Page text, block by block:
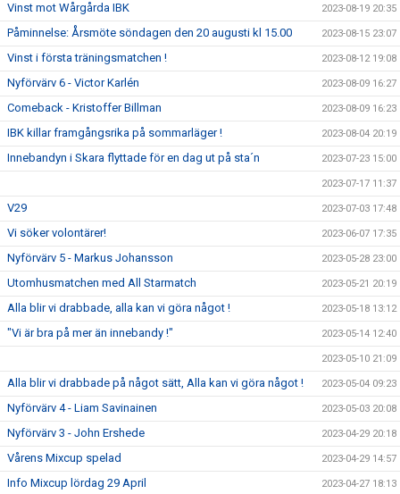
Vinst mot Wårgårda IBK 2023-08-19 20:35
Påminnelse: Årsmöte söndagen den 20 augusti kl 15.00 2023-08-15 23:07
Vinst i första träningsmatchen ! 2023-08-12 19:08
Nyförvärv 6 - Victor Karlén 2023-08-09 16:27
Comeback - Kristoffer Billman 2023-08-09 16:23
IBK killar framgångsrika på sommarläger ! 2023-08-04 20:19
Innebandyn i Skara flyttade för en dag ut på sta´n 2023-07-23 15:00
2023-07-17 11:37
V29 2023-07-03 17:48
Vi söker volontärer! 2023-06-07 17:35
Nyförvärv 5 - Markus Johansson 2023-05-28 23:00
Utomhusmatchen med All Starmatch 2023-05-21 20:19
Alla blir vi drabbade, alla kan vi göra något ! 2023-05-18 13:12
"Vi är bra på mer än innebandy !" 2023-05-14 12:40
2023-05-10 21:09
Alla blir vi drabbade på något sätt, Alla kan vi göra något ! 2023-05-04 09:23
Nyförvärv 4 - Liam Savinainen 2023-05-03 20:08
Nyförvärv 3 - John Ershede 2023-04-29 20:18
Vårens Mixcup spelad 2023-04-29 14:57
Info Mixcup lördag 29 April 2023-04-27 18:13